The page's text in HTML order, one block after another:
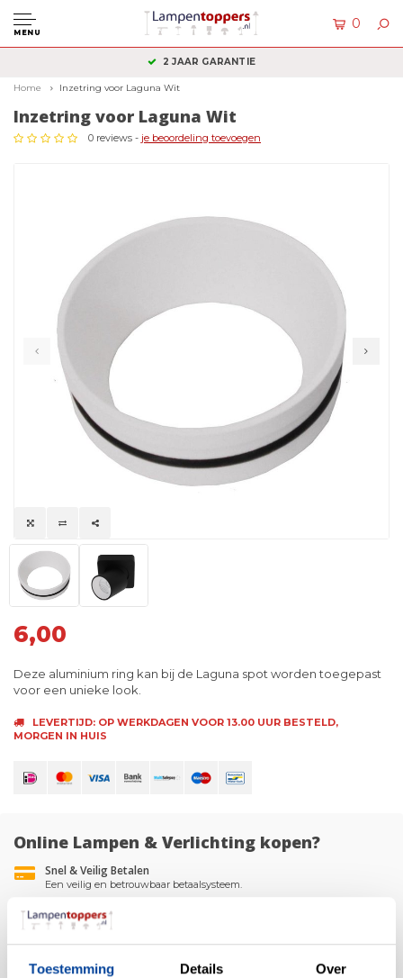
Toestemming Details Over
MENU
0
2 JAAR GARANTIE
Home Inzetring voor Laguna Wit
Inzetring voor Laguna Wit
0 reviews - je beoordeling toevoegen
6,00
Deze aluminium ring kan bij de Laguna spot worden toegepast
voor een unieke look.
LEVERTIJD: OP WERKDAGEN VOOR 13.00 UUR BESTELD,
MORGEN IN HUIS
Online Lampen & Verlichting kopen?
Snel & Veilig Betalen
Een veilig en betrouwbaar betaalsysteem.
100% Tevredenheidsgarantie
UItsluitend producten van hoge kwaliteit
Bij een bestelling boven de €50,-